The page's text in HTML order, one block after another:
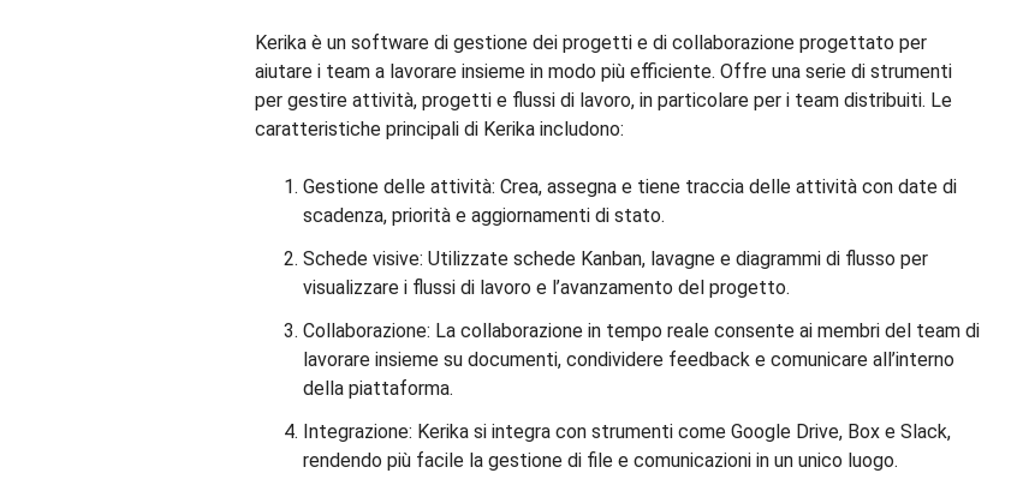
Kerika è un software di gestione dei progetti e di collaborazione progettato per
aiutare i team a lavorare insieme in modo più efficiente. Offre una serie di strumenti
per gestire attività, progetti e flussi di lavoro, in particolare per i team distribuiti. Le
caratteristiche principali di Kerika includono:
Gestione delle attività: Crea, assegna e tiene traccia delle attività con date di
scadenza, priorità e aggiornamenti di stato.
Schede visive: Utilizzate schede Kanban, lavagne e diagrammi di flusso per
visualizzare i flussi di lavoro e l’avanzamento del progetto.
Collaborazione: La collaborazione in tempo reale consente ai membri del team di
lavorare insieme su documenti, condividere feedback e comunicare all’interno
della piattaforma.
Integrazione: Kerika si integra con strumenti come Google Drive, Box e Slack,
rendendo più facile la gestione di file e comunicazioni in un unico luogo.